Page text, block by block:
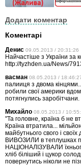
Додати коментар
Коментарі
Денис 09.05.2013 / 20:31:26
Найчастіше з України за
http://tyzhden.ua/News/
васман 08.05.2013 /
палииця з двома
робили свої америки
потягнулись заробітчани.
Михайло 08.05.2013 /
"Та головне, країна б не
Країна втратила...
майбутнього свого і
ВИВОЗИЛИ в теплушках
НАЦІОНАЛІЗУВАЛИ
хліб біліший і цукор
повернутись ніколи не